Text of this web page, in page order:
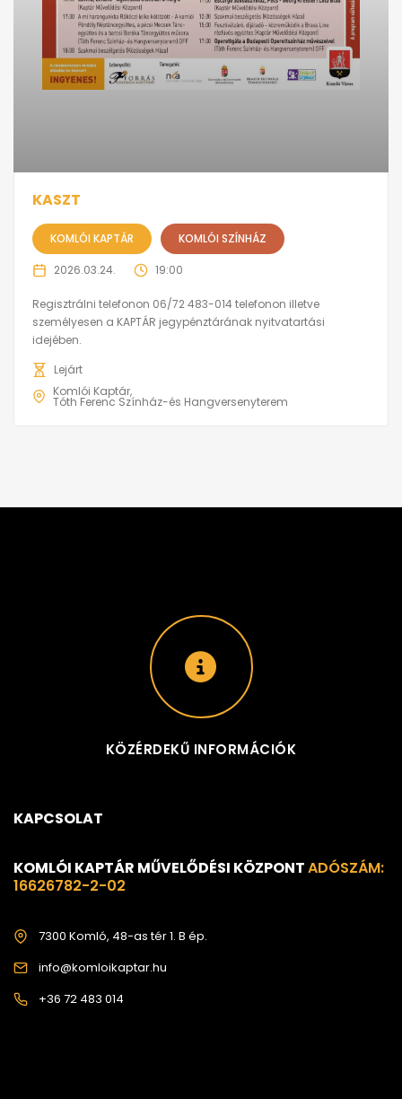
KASZT
KOMLÓI KAPTÁR KOMLÓI SZÍNHÁZ
2026.03.24. 19:00
Regisztrálni telefonon 06/72 483-014 telefonon illetve
személyesen a KAPTÁR jegypénztárának nyitvatartási
idejében.
Lejárt
Komlói Kaptár
Tóth Ferenc Színház-és Hangversenyterem
KÖZÉRDEKŰ INFORMÁCIÓK
KAPCSOLAT
KOMLÓI KAPTÁR MŰVELŐDÉSI KÖZPONTADÓSZÁM:
16626782-2-02
7300 Komló, 48-as tér 1. B ép.
info@komloikaptar.hu
+36 72 483 014